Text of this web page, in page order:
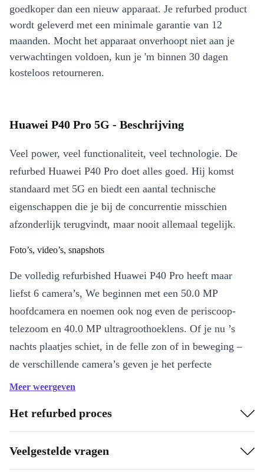
goedkoper dan een nieuw apparaat. Je refurbed product
wordt geleverd met een minimale garantie van 12
maanden. Mocht het apparaat onverhoopt niet aan je
verwachtingen voldoen, kun je 'm binnen 30 dagen
kosteloos retourneren.
Huawei P40 Pro 5G - Beschrijving
Veel power, veel functionaliteit, veel technologie. De
refurbed Huawei P40 Pro doet alles goed. Hij komst
standaard met 5G en biedt een aantal technische
eigenschappen die je bij de concurrentie misschien
afzonderlijk terugvindt, maar nooit allemaal tegelijk.
Foto’s, video’s, snapshots
De volledig refurbished Huawei P40 Pro heeft maar
liefst 6 camera’s, We beginnen met een 50.0 MP
hoofdcamera en noemen ook nog even de periscoop-
telezoom en 40.0 MP ultragroothoeklens. Of je nu ’s
nachts plaatjes schiet, in de felle zon of in beweging –
de verschillende camera’s geven je het perfecte
gereedschap om alle belangrijke momenten in de beste
De Kirin 990 is een van de snelste smartphone-
processors van 2020 en vormt, samen met de andere
Meer weergeven
Het refurbed proces
Veelgestelde vragen